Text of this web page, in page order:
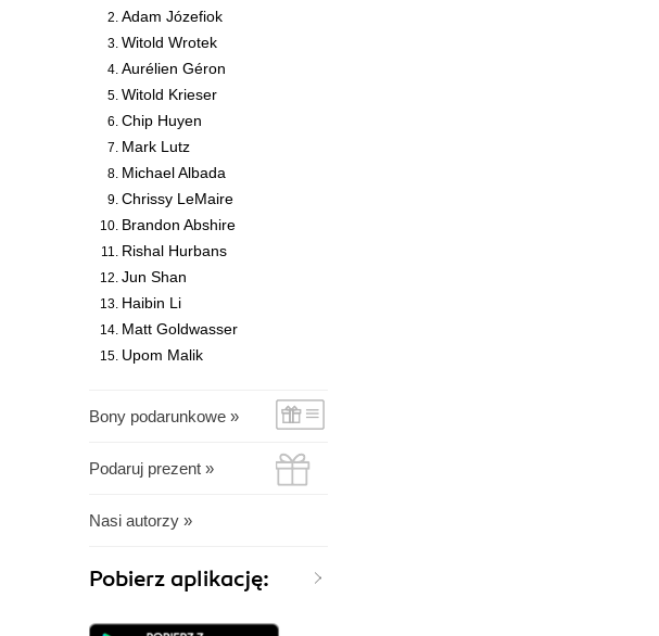
Adam Józefiok
Witold Wrotek
Aurélien Géron
Witold Krieser
Chip Huyen
Mark Lutz
Michael Albada
Chrissy LeMaire
Brandon Abshire
Rishal Hurbans
Jun Shan
Haibin Li
Matt Goldwasser
Upom Malik
Bony podarunkowe »
Podaruj prezent »
Nasi autorzy »
Pobierz aplikację: